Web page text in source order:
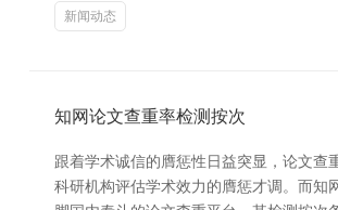
新闻动态
知网论文查重率检测按次
跟着学术诚信的膺惩性日益突显，论文查
科研机构评估学术效力的膺惩才调。而知